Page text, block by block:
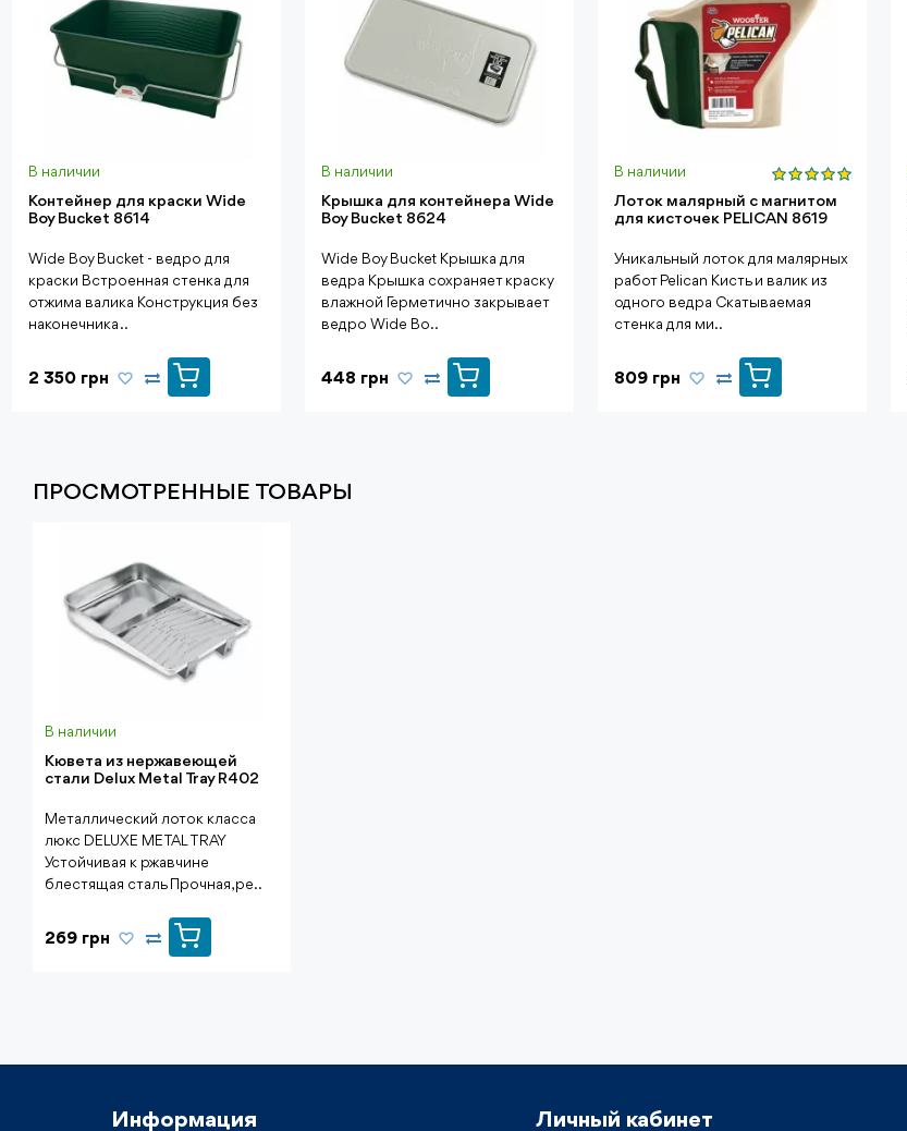
В наличии
Контейнер для краски Wide
Boy Bucket 8614
Wide Boy Bucket - ведро для
краски Встроенная стенка для
отжима валика Конструкция без
наконечника ..
2 350 грн
В наличии
Крышка для контейнера Wide
Boy Bucket 8624
Wide Boy Bucket Крышка для
ведра Крышка сохраняет краску
влажной Герметично закрывает
ведро Wide Bo..
448 грн
В наличии
Лоток малярный с магнитом
для кисточек PELICAN 8619
Уникальный лоток для малярных
работ Pelican Кисть и валик из
одного ведра Скатываемая
стенка для ми..
809 грн
ПРОСМОТРЕННЫЕ ТОВАРЫ
В наличии
Кювета из нержавеющей
стали Delux Metal Tray R402
Металлический лоток класса
люкс DELUXE METAL TRAY
Устойчивая к ржавчине
блестящая сталь Прочная, ре..
269 грн
Информация Личный кабинет